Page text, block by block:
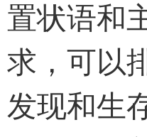
置状语和
求，可以
发现和生